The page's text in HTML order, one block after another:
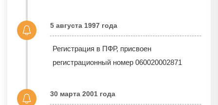
5 августа 1997 года
Регистрация в ПФР, присвоен
регистрационный номер 060020002871
30 марта 2001 года